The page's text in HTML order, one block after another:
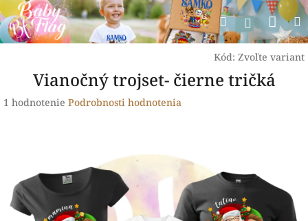
Prejsť
na
obsah
Hľadať
Kód: Zvoľte variant
Vianočný trojset- čierne tričká
Priemerné
hviezdičiek.
1 hodnotenie Podrobnosti hodnotenia